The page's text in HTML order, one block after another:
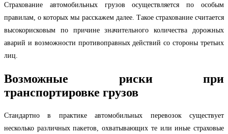
Страхование автомобильных грузов осуществляется по особым
правилам, о которых мы расскажем далее. Такое страхование считается
высокорисковым по причине значительного количества дорожных
аварий и возможности противоправных действий со стороны третьих
лиц.
Возможные риски при
транспортировке грузов
Стандартно в практике автомобильных перевозок существует
несколько различных пакетов, охватывающих те или иные страховые